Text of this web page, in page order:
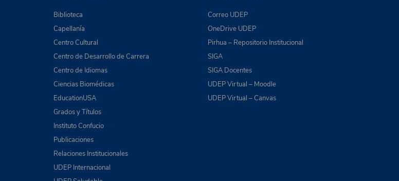
Biblioteca
Capellanía
Centro Cultural
Centro de Desarrollo de Carrera
Centro de Idiomas
Ciencias Biomédicas
EducationUSA
Grados y Títulos
Instituto Confucio
Publicaciones
Relaciones Institucionales
UDEP Internacional
Correo UDEP
OneDrive UDEP
Pirhua – Repositorio Institucional
SIGA
SIGA Docentes
UDEP Virtual – Moodle
UDEP Virtual – Canvas